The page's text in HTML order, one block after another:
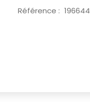
Référence : 196644